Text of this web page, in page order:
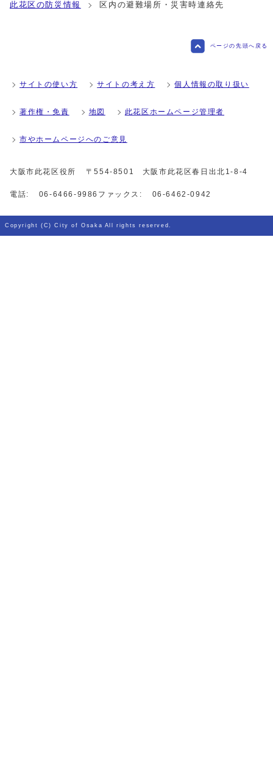
此花区の防災情報
区内の避難場所・災害時連絡先
ページの先頭へ戻る
サイトの使い方 サイトの考え方 個人情報の取り扱い
著作権・免責 地図 此花区ホームページ管理者
市やホームページへのご意見
大阪市此花区役所 〒554-8501 大阪市此花区春日出北1-8-4
電話: 06-6466-9986 ファックス: 06-6462-0942
Copyright (C) City of Osaka All rights reserved.